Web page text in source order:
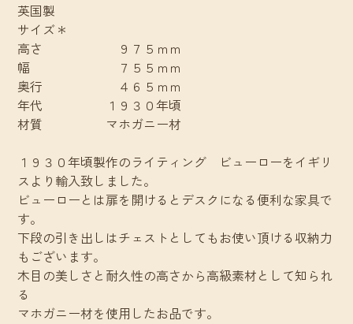
英国製
サイズ＊
高さ ９７５ｍｍ
幅 ７５５ｍｍ
奥行 ４６５ｍｍ
年代 １９３０年頃
材質 マホガニー材
１９３０年頃製作のライティング ビューローをイギリ
スより輸入致しました。
ビューローとは扉を開けるとデスクになる便利な家具で
す。
下段の引き出しはチェストとしてもお使い頂ける収納力
もございます。
木目の美しさと耐久性の高さから高級素材として知られ
る
マホガニー材を使用したお品です。